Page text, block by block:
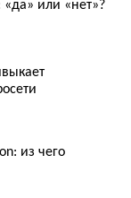
«да» или «нет»?
из чего